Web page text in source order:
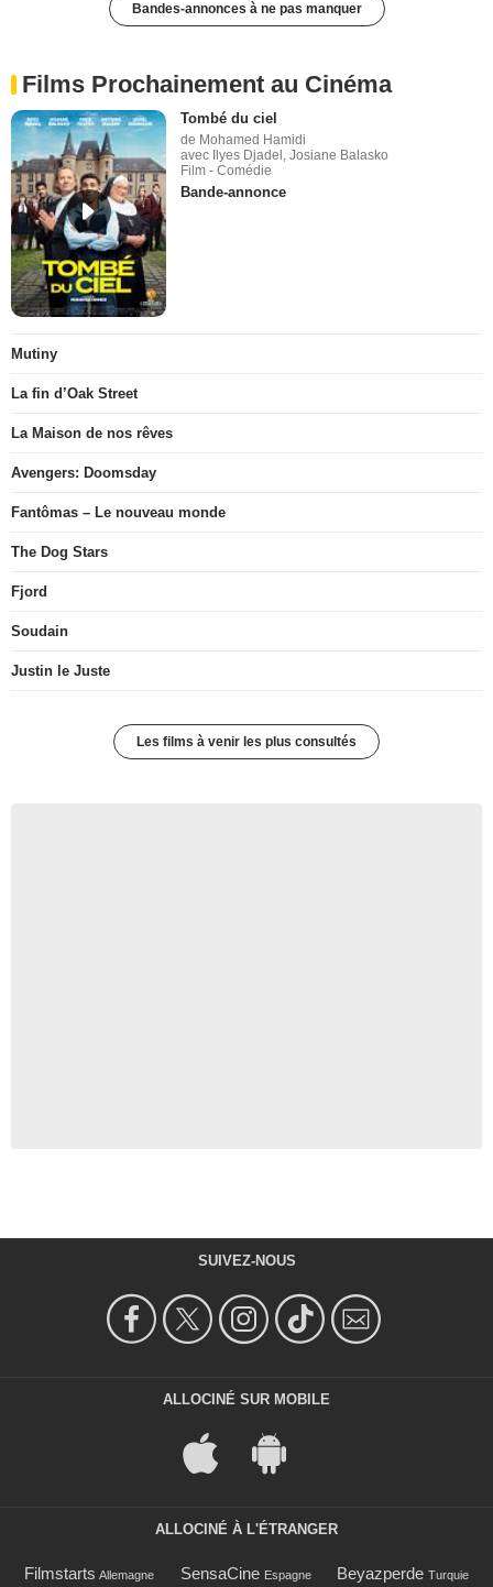
Bandes-annonces à ne pas manquer
Films Prochainement au Cinéma
Tombé du ciel
de Mohamed Hamidi
avec Ilyes Djadel, Josiane Balasko
Film - Comédie
Bande-annonce
Mutiny
La fin d’Oak Street
La Maison de nos rêves
Avengers: Doomsday
Fantômas – Le nouveau monde
The Dog Stars
Fjord
Soudain
Justin le Juste
Les films à venir les plus consultés
SUIVEZ-NOUS
ALLOCINÉ SUR MOBILE
ALLOCINÉ À L'ÉTRANGER
Filmstarts Allemagne SensaCine Espagne Beyazperde Turquie